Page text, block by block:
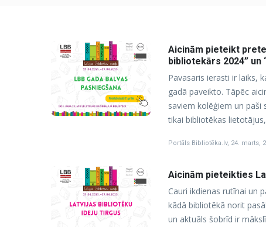
Aicinām pieteikt
bibliotekārs 2024” un
Pavasaris ierasti ir laiks,
gadā paveikto. Tāpēc
saviem kolēģiem un paši
tikai bibliotēkas
Portāls Bibliotēka.lv, 24. marts,
Aicinām pieteikties
Cauri ikdienas rutīnai un
kādā bibliotēkā norit
un aktuāls šobrīd ir